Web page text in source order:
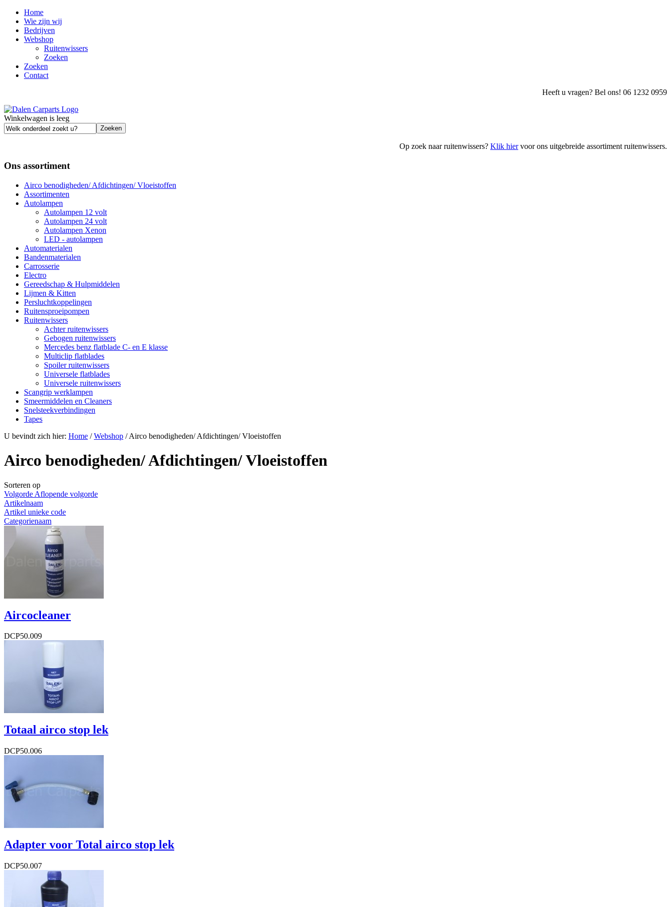
Home
Wie zijn wij
Bedrijven
Webshop
Ruitenwissers
Zoeken
Zoeken
Contact
Heeft u vragen? Bel ons! 06 1232 0959
Winkelwagen is leeg
Op zoek naar ruitenwissers? Klik hiervoor ons uitgebreide assortiment ruitenwissers.
Ons assortiment
Airco benodigheden/ Afdichtingen/ Vloeistoffen
Assortimenten
Autolampen
Autolampen 12 volt
Autolampen 24 volt
Autolampen Xenon
LED - autolampen
Automaterialen
Bandenmaterialen
Carrosserie
Electro
Gereedschap & Hulpmiddelen
Lijmen & Kitten
Persluchtkoppelingen
Ruitensproeipompen
Ruitenwissers
Achter ruitenwissers
Gebogen ruitenwissers
Mercedes benz flatblade C- en E klasse
Multiclip flatblades
Spoiler ruitenwissers
Universele flatblades
Universele ruitenwissers
Scangrip werklampen
Smeermiddelen en Cleaners
Snelsteekverbindingen
Tapes
U bevindt zich hier: Home /Webshop /Airco benodigheden/ Afdichtingen/ Vloeistoffen
Airco benodigheden/ Afdichtingen/ Vloeistoffen
Sorteren op
Volgorde Aflopende volgorde
Artikelnaam
Artikel unieke code
Categorienaam
Naam fabrikant
Resultaten 1 - 7 van 7
Aircocleaner
DCP50.009
BTW Bedrag€ 2,09
Totaal airco stop lek
DCP50.006
Excl. BTW
BTW Bedrag€ 6,29
Adapter voor Total airco stop lek
DCP50.007
Excl. BTW€ 14,95
BTW Bedrag€ 3,14